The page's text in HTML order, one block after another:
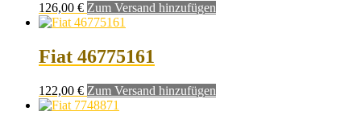
126,00 € Zum Versand hinzufügen
Fiat 46775161
122,00 € Zum Versand hinzufügen